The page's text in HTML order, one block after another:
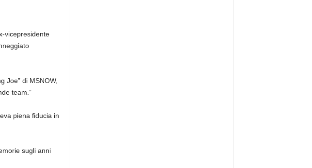
vicepresidente
Joe” di MSNOW,
team.”
piena fiducia in
sugli anni